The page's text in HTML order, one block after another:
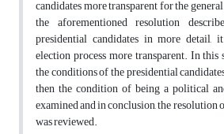
candidates more transparent for the
the aforementioned resolution
presidential candidates in more detail,
election process more transparent. In
the conditions of the presidential
then the condition of being a political
examined and in conclusion, the
was reviewed.